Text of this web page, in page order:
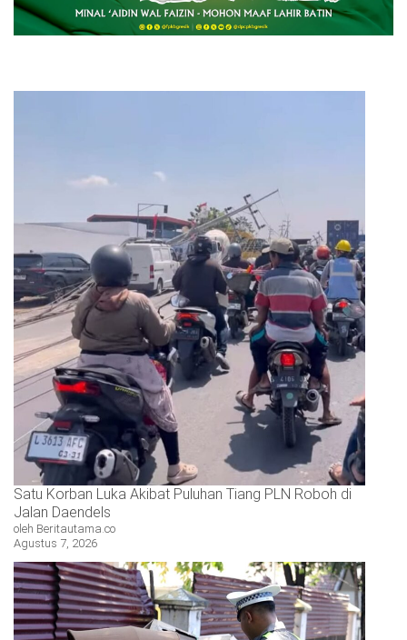
Satu Korban Luka Akibat Puluhan Tiang PLN Roboh di
Jalan Daendels
oleh Beritautama.co
Agustus 7, 2026